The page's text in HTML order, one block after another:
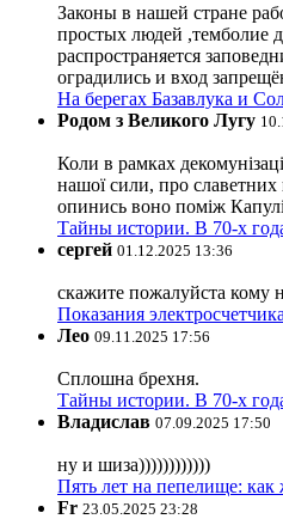
Законы в нашей стране
простых людей ,темболие
распространяется
оградились и вход
На берегах Базавлука и
Родом з Великого Лугу
Коли в рамках
нашої сили, про славетних
опинись воно поміж
Тайны истории. В 70-х
сергей 01.12.2025 13:36
скажите пожалуйста кому
Показания
Лео 09.11.2025 17:56
Сплошна брехня.
Тайны истории. В 70-х
Владислав 07.09.2025 17:50
ну и шиза))))))))))))
Пять лет на пепелище:
Fr 23.05.2025 23:28